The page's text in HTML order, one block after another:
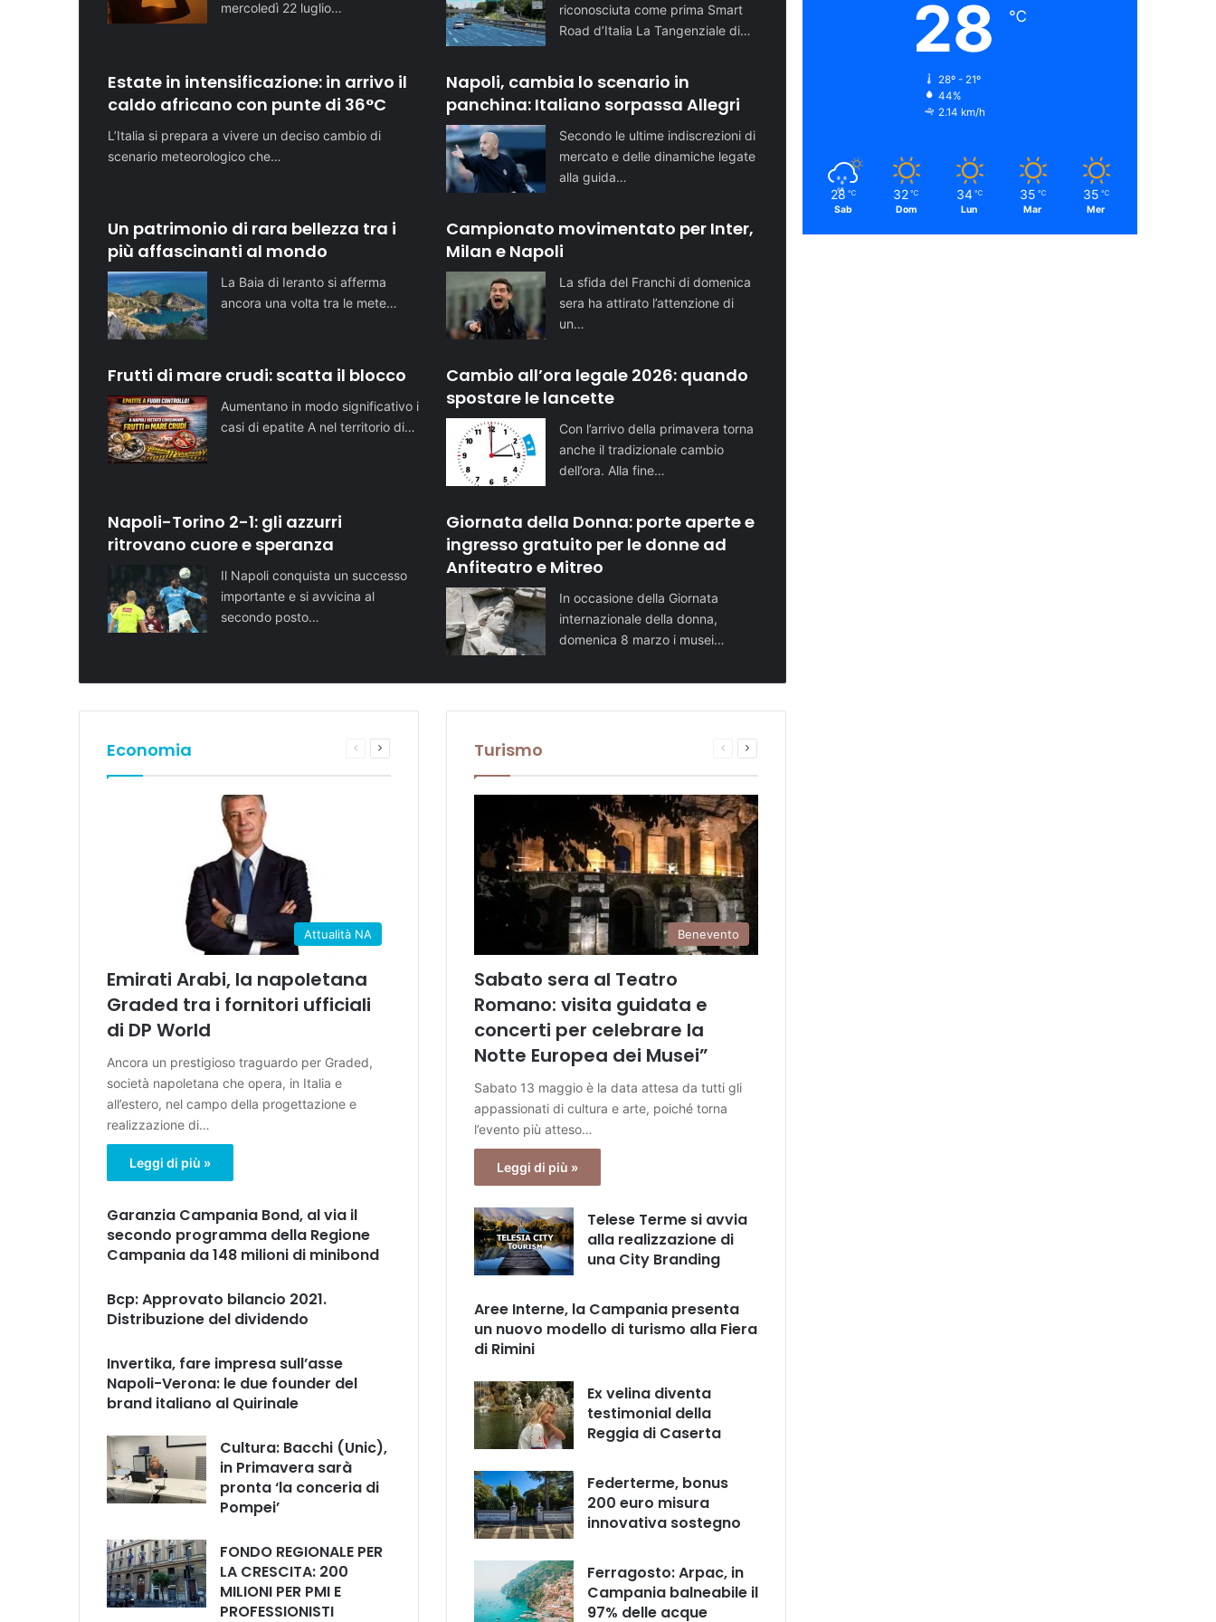
mercoledì 22 luglio…
riconosciuta come prima Smart
Road d’Italia La Tangenziale di…
Estate in intensificazione: in arrivo il
caldo africano con punte di 36°C
L’Italia si prepara a vivere un deciso cambio di
scenario meteorologico che…
Napoli, cambia lo scenario in
panchina: Italiano sorpassa Allegri
Secondo le ultime indiscrezioni di
mercato e delle dinamiche legate
alla guida…
Un patrimonio di rara bellezza tra i
più affascinanti al mondo
La Baia di Ieranto si afferma
ancora una volta tra le mete…
Campionato movimentato per Inter,
Milan e Napoli
La sfida del Franchi di domenica
sera ha attirato l’attenzione di
un…
Frutti di mare crudi: scatta il blocco
Aumentano in modo significativo i
casi di epatite A nel territorio di…
Cambio all’ora legale 2026: quando
spostare le lancette
Con l’arrivo della primavera torna
anche il tradizionale cambio
dell’ora. Alla fine…
Napoli-Torino 2-1: gli azzurri
ritrovano cuore e speranza
Il Napoli conquista un successo
importante e si avvicina al
secondo posto…
Giornata della Donna: porte aperte e
ingresso gratuito per le donne ad
Anfiteatro e Mitreo
In occasione della Giornata
internazionale della donna,
domenica 8 marzo i musei…
Economia
Pagina
Attualità NA
Emirati Arabi, la napoletana
Graded tra i fornitori ufficiali
di DP World
Ancora un prestigioso traguardo per Graded,
società napoletana che opera, in Italia e
all’estero, nel campo della progettazione e
realizzazione di…
Leggi di più »
Garanzia Campania Bond, al via il
secondo programma della Regione
Campania da 148 milioni di minibond
Bcp: Approvato bilancio 2021.
Distribuzione del dividendo
Invertika, fare impresa sull’asse
Napoli-Verona: le due founder del
brand italiano al Quirinale
Cultura: Bacchi (Unic),
in Primavera sarà
pronta ‘la conceria di
Pompei’
FONDO REGIONALE PER
LA CRESCITA: 200
MILIONI PER PMI E
PROFESSIONISTI
Turismo
Pagina
Benevento
Sabato sera al Teatro
Romano: visita guidata e
concerti per celebrare la
Notte Europea dei Musei”
Sabato 13 maggio è la data attesa da tutti gli
appassionati di cultura e arte, poiché torna
l’evento più atteso…
Leggi di più »
Telese Terme si avvia
alla realizzazione di
una City Branding
Aree Interne, la Campania presenta
un nuovo modello di turismo alla Fiera
di Rimini
Ex velina diventa
testimonial della
Reggia di Caserta
Federterme, bonus
200 euro misura
innovativa sostegno
Ferragosto: Arpac, in
Campania balneabile il
97% delle acque
28 ℃
28º - 21º
44%
2.14 km/h
28 ℃
Sab
32 ℃
Dom
34 ℃
Lun
35 ℃
Mar
35 ℃
Mer